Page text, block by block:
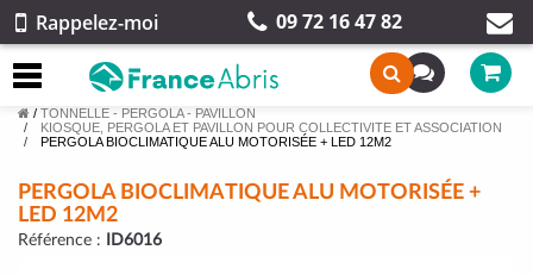
Rappelez-moi 09 72 16 47 82
/ TONNELLE - PERGOLA - PAVILLON
KIOSQUE, PERGOLA ET PAVILLON POUR COLLECTIVITE ET ASSOCIATION
PERGOLA BIOCLIMATIQUE ALU MOTORISÉE + LED 12M2
PERGOLA BIOCLIMATIQUE ALU MOTORISÉE +
LED 12M2
Référence : ID6016